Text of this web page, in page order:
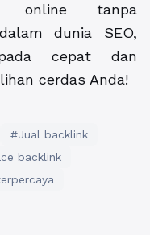
online tanpa
dunia SEO,
cepat dan
cerdas Anda!
#Jual backlink
backlink